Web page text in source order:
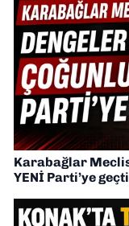
Karabağlar
YENİ Parti’ye geçti